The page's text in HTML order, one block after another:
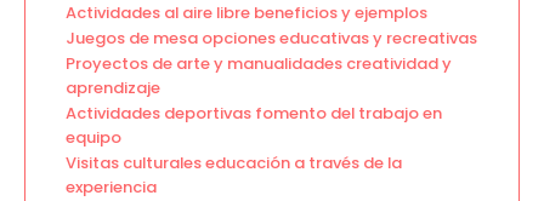
Actividades al aire libre beneficios y ejemplos
Juegos de mesa opciones educativas y recreativas
Proyectos de arte y manualidades creatividad y
aprendizaje
Actividades deportivas fomento del trabajo en
equipo
Visitas culturales educación a través de la
experiencia